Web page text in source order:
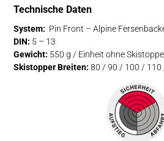
Technische Daten
System: Pin Front – Alpine
DIN: 5 – 13
Gewicht: 550 g / Einheit ohne
Skistopper Breiten: 80 / 90 / 100 / 110